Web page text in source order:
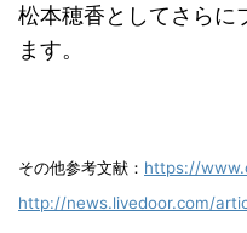
松本穂香としてさらに
ます。
その他参考文献： https://
http://news.livedoor.com/